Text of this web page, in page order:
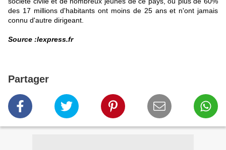
des 17 millions d'habitants ont moins de 25 ans et n'ont jamais
connu d'autre dirigeant.
Source :lexpress.fr
Partager